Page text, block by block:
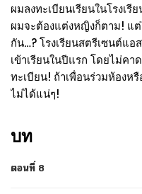
ผมลงทะเบียนเรียนในโรงเรี
ผมจะต้องแต่งหญิงก็ตาม! แ
กัน…? โรงเรียนสตรีเซนต์แอ
เข้าเรียนในปีแรก โดยไม่ค
ทะเบียน! ถ้าเพื่อนร่วมห้องห
ไม่ได้แน่ๆ!
บท
ตอนที่ 8